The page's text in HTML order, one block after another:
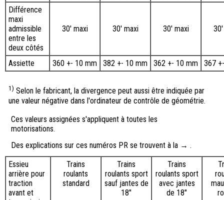
Différence
maxi
admissible
entre les
deux côtés
30' maxi 30' maxi 30' maxi
Assiette 360 +- 10 mm 382 +- 10 mm 362 +- 10 mm 367
1) Selon le fabricant, la divergence peut aussi être indiquée par
une valeur négative dans l'ordinateur de contrôle de géométrie.
Ces valeurs assignées s'appliquent à toutes les
motorisations.
Des explications sur ces numéros PR se trouvent à la → .
Essieu
arrière pour
traction
avant et
Trains
roulants
standard
Trains
roulants sport
sauf jantes de
18"
Trains
roulants sport
avec jantes
de 18"